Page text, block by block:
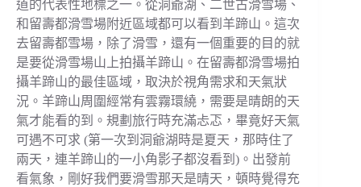
道的代表性地標之一。從洞爺湖、二世古滑雪場、
和留壽都滑雪場附近區域都可以看到羊蹄山。這次
去留壽都雪場，除了滑雪，還有一個重要的目的就
是要從滑雪場山上拍攝羊蹄山。在留壽都滑雪場拍
攝羊蹄山的最佳區域，取決於視角需求和天氣狀
況。羊蹄山周圍經常有雲霧環繞，需要是晴朗的天
氣才能看的到。規劃旅行時充滿忐忑，畢竟好天氣
可遇不可求 (第一次到洞爺湖時是夏天，那時住了
兩天，連羊蹄山的一小角影子都沒看到)。出發前
看氣象，剛好我們要滑雪那天是晴天，頓時覺得充